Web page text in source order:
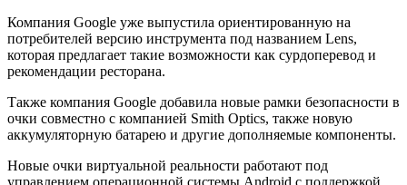
Компания Google уже выпустила ориентированную на
потребителей версию инструмента под названием Lens,
которая предлагает такие возможности как сурдоперевод и
рекомендации ресторана.
Также компания Google добавила новые рамки безопасности в
очки совместно с компанией Smith Optics, также новую
аккумуляторную батарею и другие дополняемые компоненты.
Новые очки виртуальной реальности работают под
управлением операционной системы Android с поддержкой